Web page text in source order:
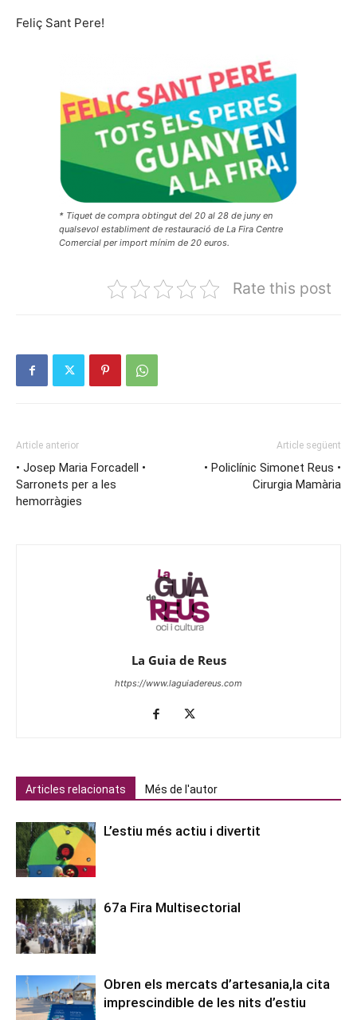
Feliç Sant Pere!
* Tiquet de compra obtingut del 20 al 28 de juny en
qualsevol establiment de restauració de La Fira Centre
Comercial per import mínim de 20 euros.
Rate this post
Article anterior
• Josep Maria Forcadell •
Sarronets per a les
hemorràgies
Article següent
• Policlínic Simonet Reus •
Cirurgia Mamària
La Guia de Reus
https://www.laguiadereus.com
Articles relacionats Més de l'autor
L’estiu més actiu i divertit
67a Fira Multisectorial
Obren els mercats d’artesania,la cita
imprescindible de les nits d’estiu